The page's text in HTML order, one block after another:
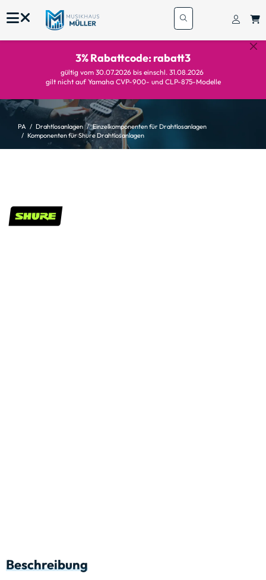
3% Rabattcode: rabatt3
gültig vom 30.07.2026 bis einschl. 31.08.2026
gilt nicht auf Yamaha CVP-900- und CLP-875-Modelle
PA Drahtlosanlagen
Einzelkomponenten für Drahtlosanlagen
Komponenten für Shure Drahtlosanlagen
Beschreibung